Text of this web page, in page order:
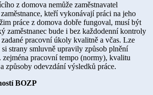
z domova nemůže zaměstnavatel
kteří vykonávají práci na jeho
práce z domova dobře fungoval, musí být
zaměstnanec bude i bez každodenní kontroly
pracovní úkoly kvalitně a včas. Lze
strany smluvně upravily způsob plnění
pracovní tempo (normy), kvalitu
způsoby odevzdání výsledků práce.
BOZP